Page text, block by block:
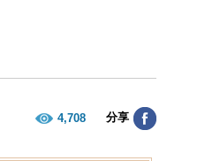
4,708 分享